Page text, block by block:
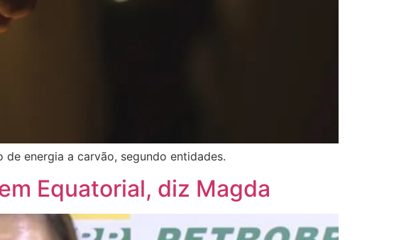
energia a carvão, segundo entidades.
Equatorial, diz Magda